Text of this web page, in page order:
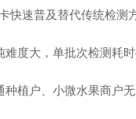
速普及替代传统检测
度大，单批次检测耗
植户、小微水果商户无